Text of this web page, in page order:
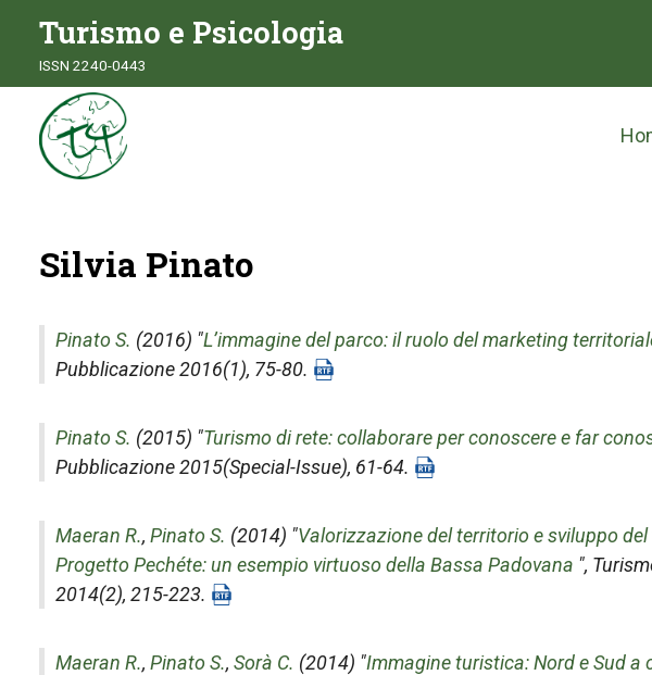
Turismo e Psicologia
ISSN 2240-0443
Silvia Pinato
Pinato S. (2016) "L’immagine del parco: il ruolo del marketing
Pubblicazione 2016(1), 75-80.
Pinato S. (2015) "Turismo di rete: collaborare per conoscere e far
Pubblicazione 2015(Special-Issue), 61-64.
Maeran R., Pinato S. (2014) "Valorizzazione del territorio e sviluppo
Progetto Pechéte: un esempio virtuoso della Bassa Padovana ",
2014(2), 215-223.
Maeran R., Pinato S., Sorà C. (2014) "Immagine turistica: Nord e Sud a